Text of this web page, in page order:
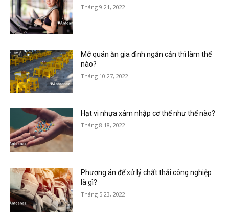
Tháng 9 21, 2022
Mở quán ăn gia đình ngăn cản thì làm thế
nào?
Tháng 10 27, 2022
Hạt vi nhựa xâm nhập cơ thể như thế nào?
Tháng 8 18, 2022
Phương án để xử lý chất thải công nghiệp
là gì?
Tháng 5 23, 2022